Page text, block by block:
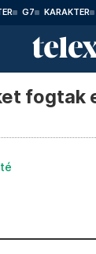
G7 KARAKTER
fogtak